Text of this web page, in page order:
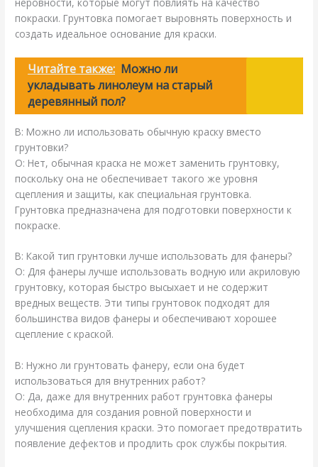
покраски. Грунтовка помогает выровнять поверхность и
создать идеальное основание для краски.
Читайте также: Можно ли
укладывать линолеум на старый
деревянный пол?
В: Можно ли использовать обычную краску вместо
грунтовки?
О: Нет, обычная краска не может заменить грунтовку,
поскольку она не обеспечивает такого же уровня
сцепления и защиты, как специальная грунтовка.
Грунтовка предназначена для подготовки поверхности к
покраске.
В: Какой тип грунтовки лучше использовать для фанеры?
О: Для фанеры лучше использовать водную или акриловую
грунтовку, которая быстро высыхает и не содержит
вредных веществ. Эти типы грунтовок подходят для
большинства видов фанеры и обеспечивают хорошее
сцепление с краской.
В: Нужно ли грунтовать фанеру, если она будет
использоваться для внутренних работ?
О: Да, даже для внутренних работ грунтовка фанеры
необходима для создания ровной поверхности и
улучшения сцепления краски. Это помогает предотвратить
появление дефектов и продлить срок службы покрытия.